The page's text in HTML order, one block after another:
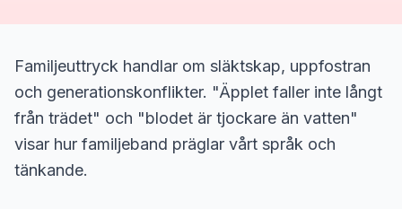
Familjeuttryck handlar om släktskap, uppfostran
och generationskonflikter. "Äpplet faller inte långt
från trädet" och "blodet är tjockare än vatten"
visar hur familjeband präglar vårt språk och
tänkande.